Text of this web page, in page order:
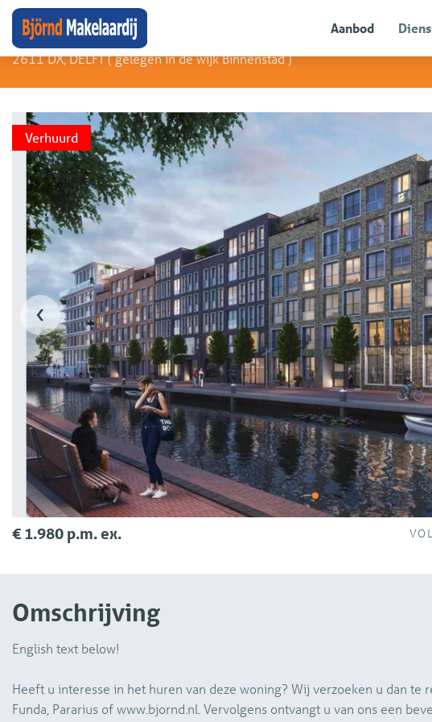
Aanbod
Houttuinen 40 C
2611 DX, DELFT (gelegen in de wijk Binnenstad)
Verhuurd
‹
€ 1.980 p.m. ex.
Omschrijving
English text below!
Heeft u interesse in het huren van deze woning? Wij verzoeken u dan te
Funda, Pararius of www.bjornd.nl. Vervolgens ontvangt u van ons een